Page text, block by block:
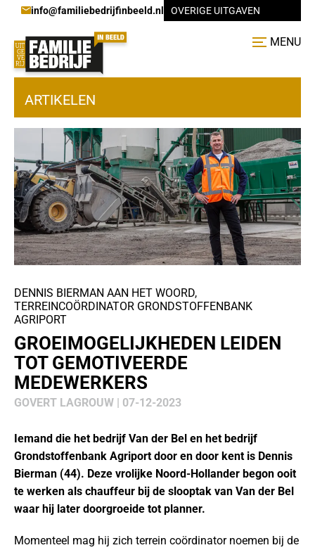
info@familiebedrijfinbeeld.nl OVERIGE UITGAVEN
MENU
ARTIKELEN
DENNIS BIERMAN AAN HET WOORD,
TERREINCOÖRDINATOR GRONDSTOFFENBANK
AGRIPORT
GROEIMOGELIJKHEDEN LEIDEN
TOT GEMOTIVEERDE
MEDEWERKERS
GOVERT LAGROUW | 07-12-2023
Iemand die het bedrijf Van der Bel en het bedrijf
Grondstoffenbank Agriport door en door kent is Dennis
Bierman (44). Deze vrolijke Noord-Hollander begon ooit
te werken als chauffeur bij de slooptak van Van der Bel
waar hij later doorgroeide tot planner.
Momenteel mag hij zich terrein coördinator noemen bij de